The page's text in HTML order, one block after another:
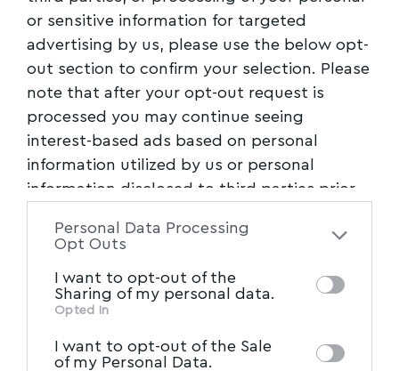
or sensitive information for targeted
advertising by us, please use the below opt-
out section to confirm your selection. Please
note that after your opt-out request is
processed you may continue seeing
interest-based ads based on personal
information utilized by us or personal
information disclosed to third parties prior
of the further disclosure of your personal
of downstream participants. This
information may also be disclosed by us to
Participantsthat may further disclose it to
Personal Data Processing
Opt Outs
I want to opt-out of the
Sharing of my personal data.
Opted In
I want to opt-out of the Sale
of my Personal Data.